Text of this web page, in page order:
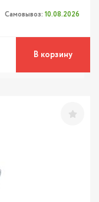
Самовывоз: 10.08.2026
В корзину